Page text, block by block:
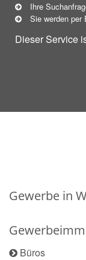
Ihre
Sie werden per
Dieser Service
Gewerbe in
Büros